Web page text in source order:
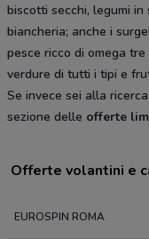
biscotti secchi, legumi
biancheria; anche i
pesce ricco di omega
verdure di tutti i tipi e
Se invece sei alla
sezione delle offerte
Offerte volantini e
EUROSPIN ROMA